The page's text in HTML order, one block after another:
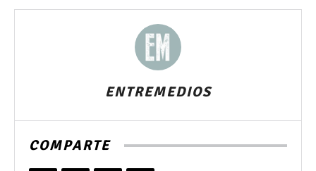
ENTREMEDIOS
COMPARTE